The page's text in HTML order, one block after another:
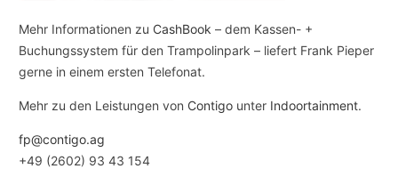
Mehr Informationen zu CashBook – dem Kassen- +
Buchungssystem für den Trampolinpark – liefert Frank Pieper
gerne in einem ersten Telefonat.
Mehr zu den Leistungen von Contigo unter Indoortainment.
fp@contigo.ag
+49 (2602) 93 43 154